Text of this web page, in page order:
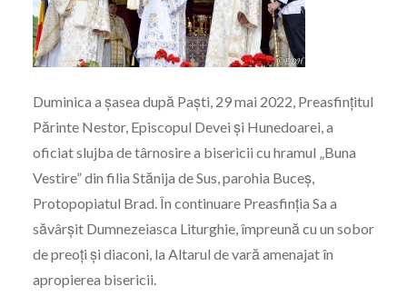
Duminica a șasea după Paști, 29 mai 2022, Preasfințitul
Părinte Nestor, Episcopul Devei și Hunedoarei, a
oficiat slujba de târnosire a bisericii cu hramul „Buna
Vestire” din filia Stănija de Sus, parohia Buceș,
Protopopiatul Brad. În continuare Preasfinția Sa a
săvârșit Dumnezeiasca Liturghie, împreună cu un sobor
de preoți și diaconi, la Altarul de vară amenajat în
apropierea bisericii.